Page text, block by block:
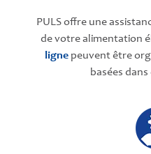
PULS offre une
de votre alimentation
ligne peuvent être
basées